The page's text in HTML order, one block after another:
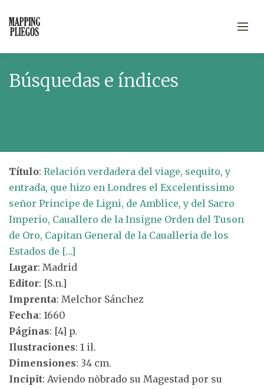
Búsquedas e índices
Título: Relación verdadera del viage, sequito, y
entrada, que hizo en Londres el Excelentissimo
señor Principe de Ligni, de Amblice, y del Sacro
Imperio, Cauallero de la Insigne Orden del Tuson
de Oro, Capitan General de la Caualleria de los
Estados de […]
Lugar: Madrid
Editor: [S.n.]
Imprenta: Melchor Sánchez
Fecha: 1660
Páginas: [4] p.
Ilustraciones: 1 il.
Dimensiones: 34 cm.
Incipit: Aviendo nõbrado su Magestad por su